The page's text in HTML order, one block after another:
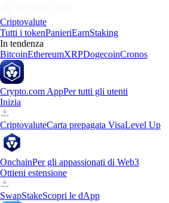
Criptovalute
Tutti i tokenPanieriEarnStaking
In tendenza
BitcoinEthereumXRPDogecoinCronos
Crypto.com AppPer tutti gli utenti
Inizia
CriptovaluteCarta prepagata VisaLevel Up
OnchainPer gli appassionati di Web3
Ottieni estensione
SwapStakeScopri le dApp